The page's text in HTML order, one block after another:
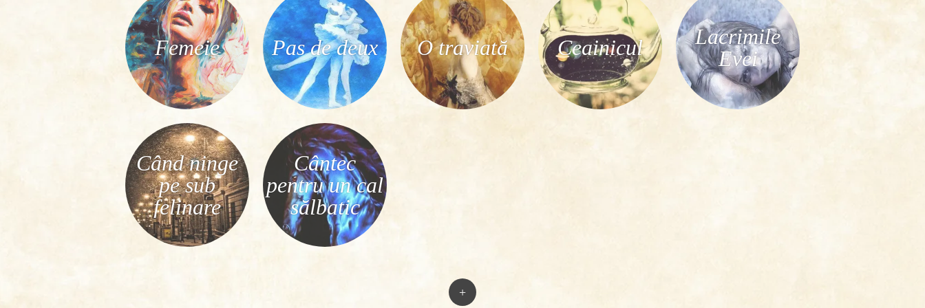
Femeie Pas de deux O traviată Ceainicul
Lacrimile
Evei
Când ninge
pe sub
felinare
Cântec
pentru un cal
sălbatic
+